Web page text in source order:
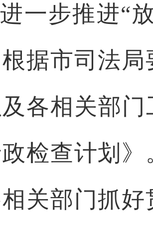
一步推进“
据市司法
各相关部门
检查计划
关部门抓